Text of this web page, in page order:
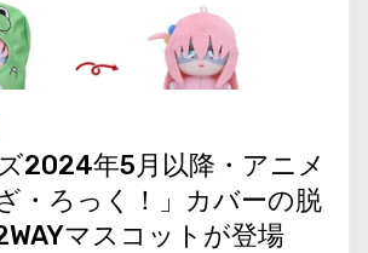
2024年5月以降・アニメ
・ろっく！」カバーの脱
マスコットが登場